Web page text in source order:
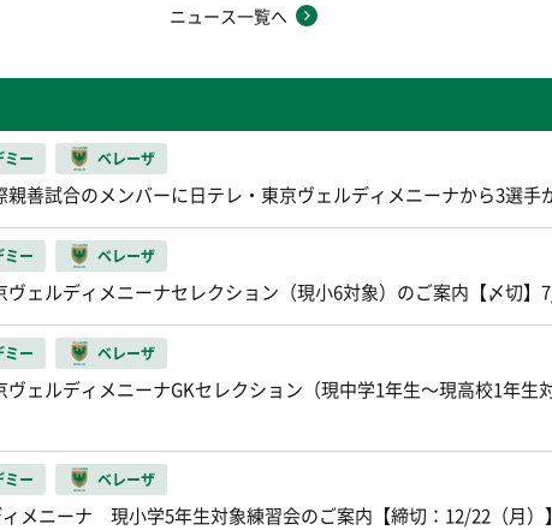
ニュース一覧へ
ミー ベレーザ
親善試合のメンバーに日テレ・東京ヴェルディメニーナから3選手
ミー ベレーザ
ェルディメニーナセレクション（現小6対象）のご案内【〆切】
ミー ベレーザ
ヴェルディメニーナGKセレクション（現中学1年生〜現高校1年生
ミー ベレーザ
メニーナ 現小学5年生対象練習会のご案内【締切：12/22（月）】